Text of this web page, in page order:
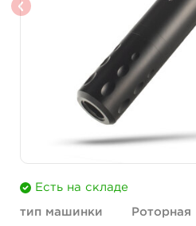
Есть на складе
тип машинки
Роторная